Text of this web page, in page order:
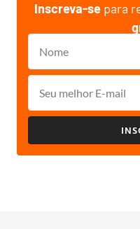
Inscreva-se para